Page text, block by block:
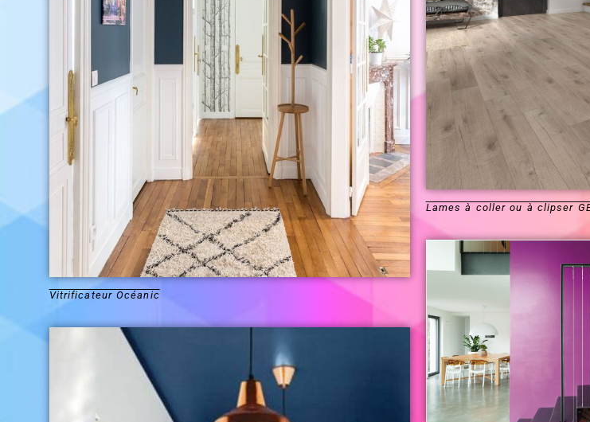
Vitrificateur Océanic
Lames à coller ou à clipser